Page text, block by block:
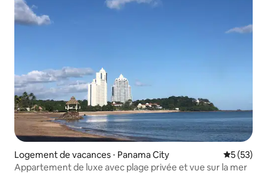
Logement de vacances ⋅ Panama City
5 (53)
Appartement de luxe avec plage privée et vue sur la mer